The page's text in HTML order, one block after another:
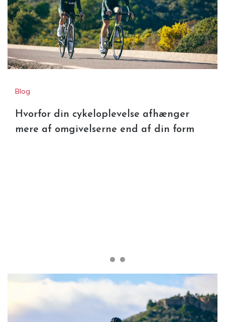
Blog
Hvorfor din cykeloplevelse afhænger
mere af omgivelserne end af din form